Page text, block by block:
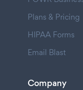
Plans & Pricing
HIPAA Forms
Email Blast
Company